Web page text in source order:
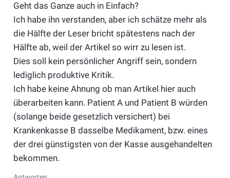
Geht das Ganze auch in Einfach?
Ich habe ihn verstanden, aber ich schätze mehr als
die Hälfte der Leser bricht spätestens nach der
Hälfte ab, weil der Artikel so wirr zu lesen ist.
Dies soll kein persönlicher Angriff sein, sondern
lediglich produktive Kritik.
Ich habe keine Ahnung ob man Artikel hier auch
überarbeiten kann. Patient A und Patient B würden
(solange beide gesetzlich versichert) bei
Krankenkasse B dasselbe Medikament, bzw. eines
der drei günstigsten von der Kasse ausgehandelten
bekommen.